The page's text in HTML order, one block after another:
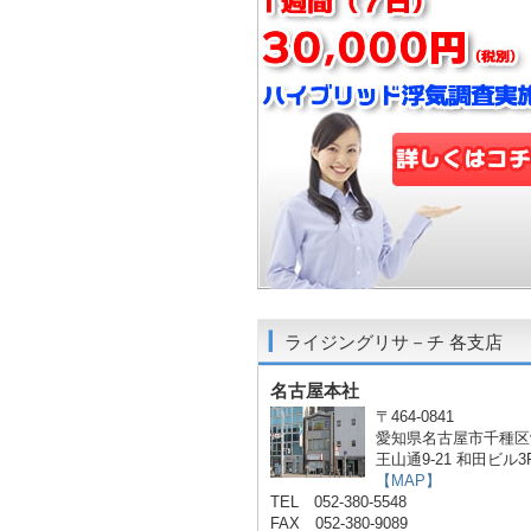
ライジングリサ－チ 各支店
名古屋本社
〒464-0841
愛知県名古屋市千種
王山通9-21 和田ビル
【MAP】
TEL 052-380-5548
FAX 052-380-9089